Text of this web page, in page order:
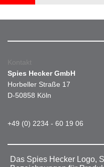
Kontakt
Spies Hecker GmbH
Horbeller Straße 17
D-50858 Köln
+49 (0) 2234 - 60 19 06
Das Spies Hecker Logo,